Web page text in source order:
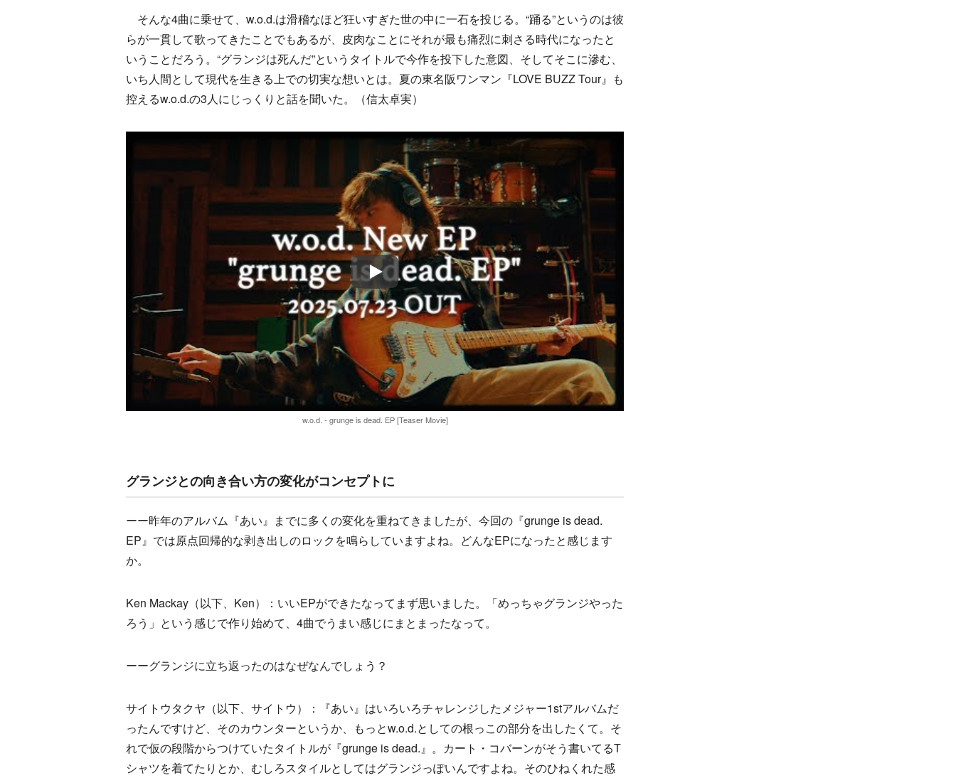
そんな4曲に乗せて、w.o.d.は滑稽なほど狂いすぎた世の中に一石を投じる。“踊る”というのは彼
らが一貫して歌ってきたことでもあるが、皮肉なことにそれが最も痛烈に刺さる時代になったと
いうことだろう。“グランジは死んだ”というタイトルで今作を投下した意図、そしてそこに滲む、
いち人間として現代を生きる上での切実な想いとは。夏の東名阪ワンマン『LOVE BUZZ Tour』も
控えるw.o.d.の3人にじっくりと話を聞いた。（信太卓実）
Play
w.o.d. - grunge is dead. EP [Teaser Movie]
グランジとの向き合い方の変化がコンセプトに
ーー昨年のアルバム『あい』までに多くの変化を重ねてきましたが、今回の『grunge is dead.
EP』では原点回帰的な剥き出しのロックを鳴らしていますよね。どんなEPになったと感じます
か。
Ken Mackay（以下、Ken）：いいEPができたなってまず思いました。「めっちゃグランジやった
ろう」という感じで作り始めて、4曲でうまい感じにまとまったなって。
ーーグランジに立ち返ったのはなぜなんでしょう？
サイトウタクヤ（以下、サイトウ）：『あい』はいろいろチャレンジしたメジャー1stアルバムだ
ったんですけど、そのカウンターというか、もっとw.o.d.としての根っこの部分を出したくて。そ
れで仮の段階からつけていたタイトルが『grunge is dead.』。カート・コバーンがそう書いてるT
シャツを着てたりとか、むしろスタイルとしてはグランジっぽいんですよね。そのひねくれた感